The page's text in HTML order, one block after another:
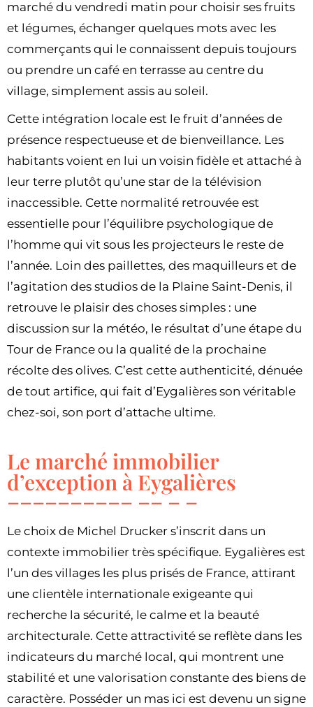
marché du vendredi matin pour choisir ses fruits
et légumes, échanger quelques mots avec les
commerçants qui le connaissent depuis toujours
ou prendre un café en terrasse au centre du
village, simplement assis au soleil.
Cette intégration locale est le fruit d’années de
présence respectueuse et de bienveillance. Les
habitants voient en lui un voisin fidèle et attaché à
leur terre plutôt qu’une star de la télévision
inaccessible. Cette normalité retrouvée est
essentielle pour l’équilibre psychologique de
l’homme qui vit sous les projecteurs le reste de
l’année. Loin des paillettes, des maquilleurs et de
l’agitation des studios de la Plaine Saint-Denis, il
retrouve le plaisir des choses simples : une
discussion sur la météo, le résultat d’une étape du
Tour de France ou la qualité de la prochaine
récolte des olives. C’est cette authenticité, dénuée
de tout artifice, qui fait d’Eygalières son véritable
chez-soi, son port d’attache ultime.
Le marché immobilier
d’exception à Eygalières
Le choix de Michel Drucker s’inscrit dans un
contexte immobilier très spécifique. Eygalières est
l’un des villages les plus prisés de France, attirant
une clientèle internationale exigeante qui
recherche la sécurité, le calme et la beauté
architecturale. Cette attractivité se reflète dans les
indicateurs du marché local, qui montrent une
stabilité et une valorisation constante des biens de
caractère. Posséder un mas ici est devenu un signe